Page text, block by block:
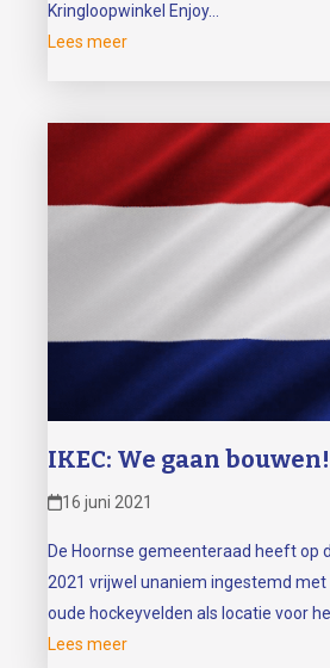
Kringloopwinkel Enjoy…
Lees meer
IKEC: We gaan bouwen!
16 juni 2021
De Hoornse gemeenteraad heeft op
2021 vrijwel unaniem ingestemd met
oude hockeyvelden als locatie voor
Lees meer